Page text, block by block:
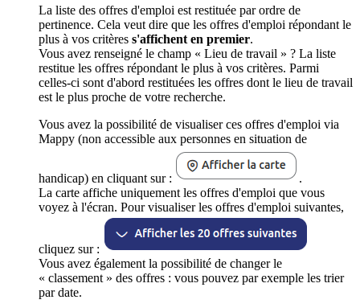
La liste des offres d'emploi est restituée par ordre de
pertinence. Cela veut dire que les offres d'emploi répondant le
plus à vos critères s'affichent en premier.
Vous avez renseigné le champ « Lieu de travail » ? La liste
restitue les offres répondant le plus à vos critères. Parmi
celles-ci sont d'abord restituées les offres dont le lieu de travail
est le plus proche de votre recherche.
Vous avez la possibilité de visualiser ces offres d'emploi via
Mappy (non accessible aux personnes en situation de
handicap) en cliquant sur :
.
La carte affiche uniquement les offres d'emploi que vous
voyez à l'écran. Pour visualiser les offres d'emploi suivantes,
cliquez sur :
Vous avez également la possibilité de changer le
« classement » des offres : vous pouvez par exemple les trier
par date.